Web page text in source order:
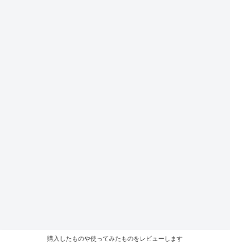
購入したものや使ってみたものをレビューします